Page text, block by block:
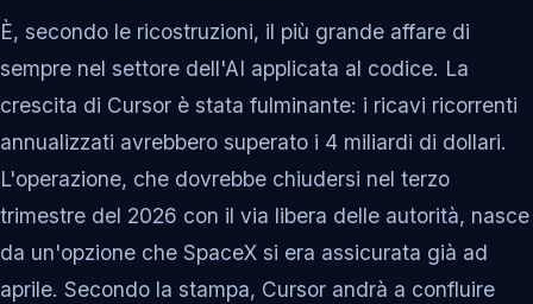
È, secondo le ricostruzioni, il più grande affare di
sempre nel settore dell'AI applicata al codice. La
crescita di Cursor è stata fulminante: i ricavi ricorrenti
annualizzati avrebbero superato i 4 miliardi di dollari.
L'operazione, che dovrebbe chiudersi nel terzo
trimestre del 2026 con il via libera delle autorità, nasce
da un'opzione che SpaceX si era assicurata già ad
aprile. Secondo la stampa, Cursor andrà a confluire